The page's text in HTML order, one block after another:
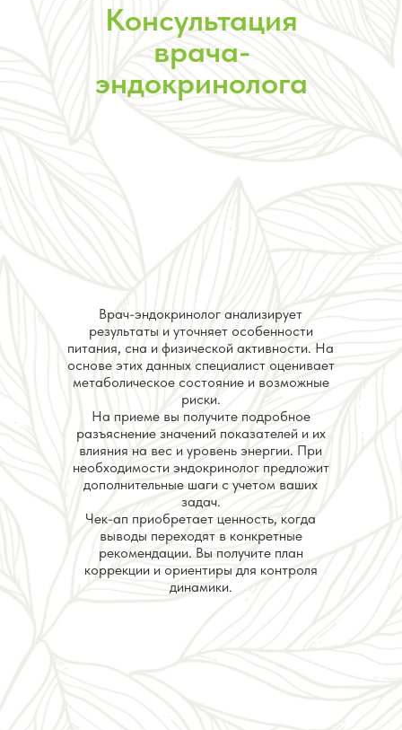
Консультация
врача-
эндокринолога
Врач-эндокринолог анализирует
результаты и уточняет особенности
питания, сна и физической активности. На
основе этих данных специалист оценивает
метаболическое состояние и возможные
риски.
На приеме вы получите подробное
разъяснение значений показателей и их
влияния на вес и уровень энергии. При
необходимости эндокринолог предложит
дополнительные шаги с учетом ваших
задач.
Чек-ап приобретает ценность, когда
выводы переходят в конкретные
рекомендации. Вы получите план
коррекции и ориентиры для контроля
динамики.